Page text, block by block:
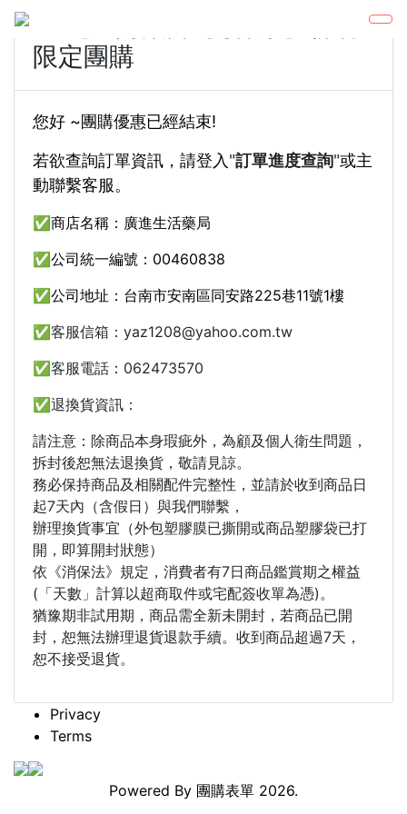
限定團購
您好 ~團購優惠已經結束!
若欲查詢訂單資訊，請登入 "訂單進度查詢"或主
動聯繫客服。
✅商店名稱：廣進生活藥局
✅公司統一編號：00460838
✅公司地址：台南市安南區同安路225巷11號1樓
✅客服信箱：yaz1208@yahoo.com.tw
✅客服電話：062473570
✅退換貨資訊：
請注意：除商品本身瑕疵外，為顧及個人衛生問題，
拆封後恕無法退換貨，敬請見諒。
務必保持商品及相關配件完整性，並請於收到商品日
起7天內（含假日）與我們聯繫，
辦理換貨事宜（外包塑膠膜已撕開或商品塑膠袋已打
開，即算開封狀態）
依《消保法》規定，消費者有7日商品鑑賞期之權益
(「天數」計算以超商取件或宅配簽收單為憑)。
猶豫期非試用期，商品需全新未開封，若商品已開
封，恕無法辦理退貨退款手續。收到商品超過7天，
恕不接受退貨。
Privacy
Terms
Powered By 團購表單 2026.